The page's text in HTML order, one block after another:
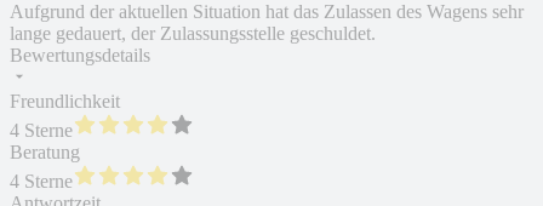
Aufgrund der aktuellen Situation hat das Zulassen des Wagens sehr
lange gedauert, der Zulassungsstelle geschuldet.
Bewertungsdetails
Freundlichkeit
4 Sterne
Beratung
4 Sterne